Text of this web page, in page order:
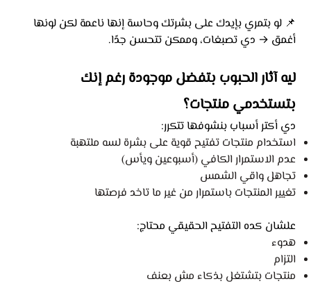
📌 لو بتمري بإيدك على بشرتك وحاسة إنها ناعمة لكن لونها
أغمق → دي تصبغات، وممكن تتحسن جدًا.
ليه آثار الحبوب بتفضل موجودة رغم إنك
بتستخدمي منتجات؟
دي أكتر أسباب بنشوفها تتكرر:
استخدام منتجات تفتيح قوية على بشرة لسه ملتهبة
عدم الاستمرار الكافي (أسبوعين ويأس)
تجاهل واقي الشمس
تغيير المنتجات باستمرار من غير ما تاخد فرصتها
علشان كده التفتيح الحقيقي محتاج:
هدوء
التزام
منتجات بتشتغل بذكاء مش بعنف